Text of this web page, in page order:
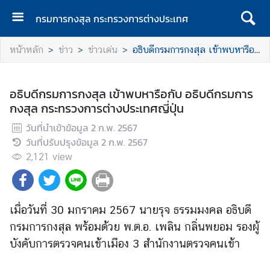
กรมการกงสุล กระทรวงการต่างประเทศ
ห
น้
ร
ก
ก
ร
ม
ก
ร
ก
ง
หน้าหลัก ข่าว ข่าวเด่น อธิบดีกรมการกงสุล เข้าพบหารือกับ อธิบดีกรมการกงสุล กระทรวงการต่างประเทศญี่ปุ่น
อธิบดีกรมการกงสุล เข้าพบหารือกับ อธิบดีกรมการ
กงสุล กระทรวงการต่างประเทศญี่ปุ่น
วันที่นำเข้าข้อมูล 2 ก.พ. 2567
วันที่ปรับปรุงข้อมูล 2 ก.พ. 2567
2,121 view
เมื่อวันที่ 30 มกราคม 2567 นายรุจ ธรรมมงคล อธิบดี
กรมการกงสุล พร้อมด้วย พ.ต.อ. เพลิน กลิ่นพยอม รองผู้
บังคับการตรวจคนเข้าเมือง 3 สำนักงานตรวจคนเข้า